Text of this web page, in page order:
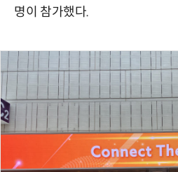
명이 참가했다.